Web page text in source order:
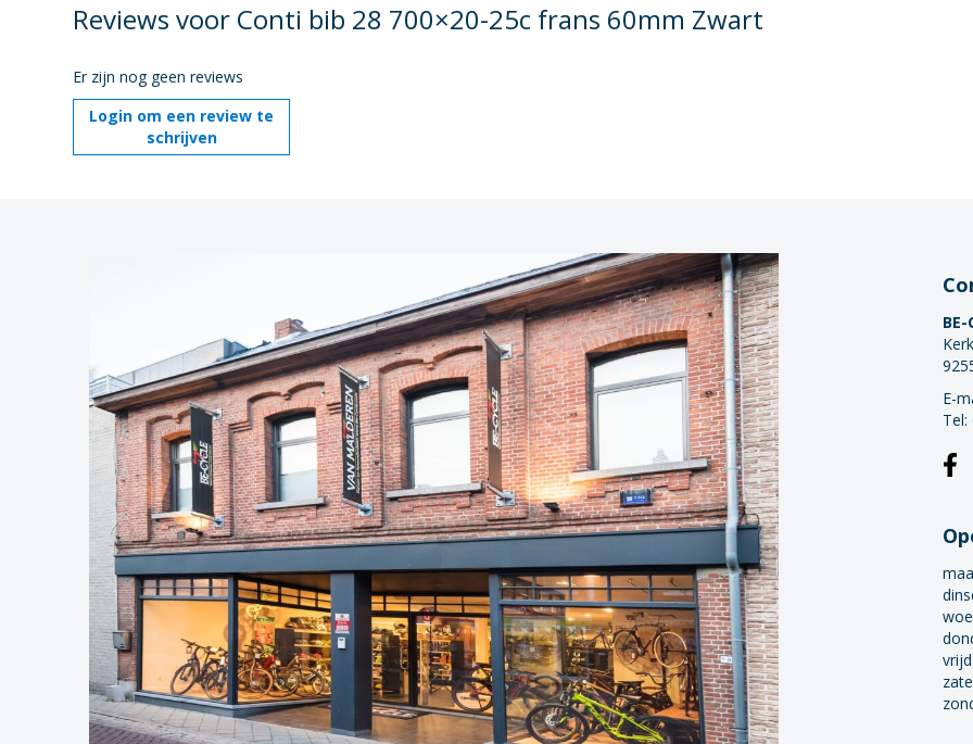
Reviews voor Conti bib 28 700×20-25c frans 60mm Zwart
Er zijn nog geen reviews
Login om een review te
schrijven
E-
Tel: